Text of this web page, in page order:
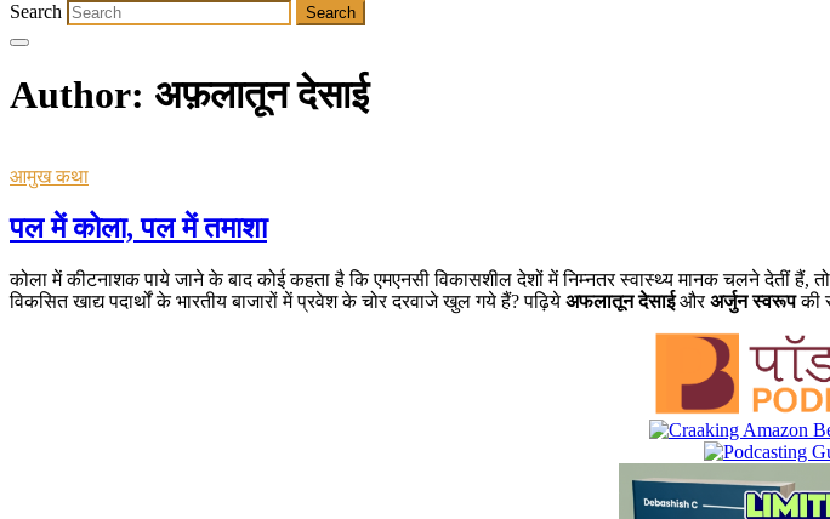
Search
Author: अफ़लातून देसाई
आमुख कथा
पल में कोला, पल में तमाशा
कोला में कीटनाशक पाये जाने के बाद कोई कहता है कि एमएनसी विकासशील देशों में निम्नतर स्वास्थ्य मानक चलने देतीं हैं,
विकसित खाद्य पदार्थों के भारतीय बाजारों में प्रवेश के चोर दरवाजे खुल गये हैं? पढ़िये अफलातून देसाईऔरअर्जुन स्वरूपकी